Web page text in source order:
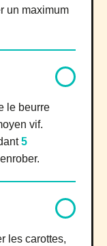
un maximum
le beurre
vif.
5
les carottes,